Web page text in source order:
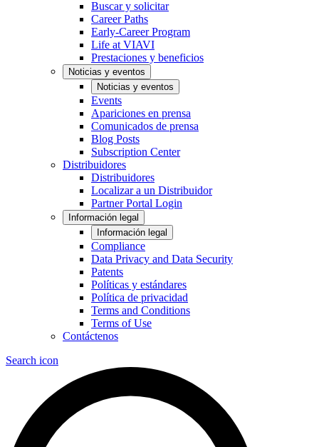
Buscar y solicitar
Career Paths
Early-Career Program
Life at VIAVI
Prestaciones y beneficios
Noticias y eventos
Noticias y eventos
Events
Apariciones en prensa
Comunicados de prensa
Blog Posts
Subscription Center
Distribuidores
Distribuidores
Localizar a un Distribuidor
Partner Portal Login
Información legal
Información legal
Compliance
Data Privacy and Data Security
Patents
Políticas y estándares
Política de privacidad
Terms and Conditions
Terms of Use
Contáctenos
Search icon